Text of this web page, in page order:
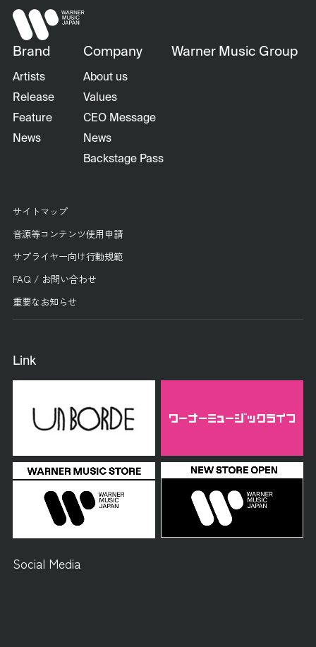
Brand
Artists
Release
Feature
News
Company
About us
Values
CEO Message
News
Backstage Pass
Warner Music Group
サイトマップ
音源等コンテンツ使用申請
サプライヤー向け行動規範
FAQ / お問い合わせ
重要なお知らせ
Link
Social Media